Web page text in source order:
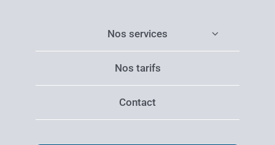
Nos services
Nos tarifs
Contact